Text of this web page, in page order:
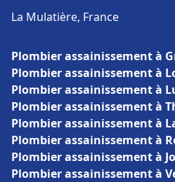
La Mulatière, France
Plombier assainissement à
Plombier assainissement à
Plombier assainissement à
Plombier assainissement à
Plombier assainissement à
Plombier assainissement à
Plombier assainissement à
Plombier assainissement à